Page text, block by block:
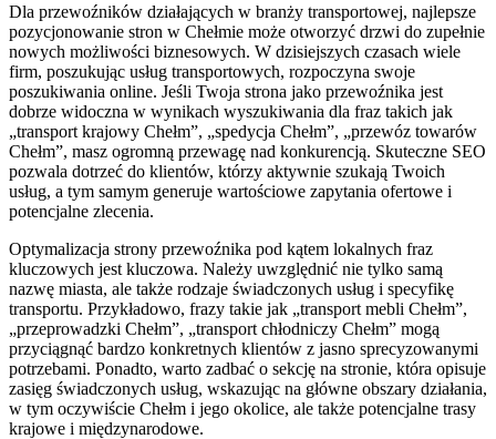
Dla przewoźników działających w branży transportowej, najlepsze
pozycjonowanie stron w Chełmie może otworzyć drzwi do zupełnie
nowych możliwości biznesowych. W dzisiejszych czasach wiele
firm, poszukując usług transportowych, rozpoczyna swoje
poszukiwania online. Jeśli Twoja strona jako przewoźnika jest
dobrze widoczna w wynikach wyszukiwania dla fraz takich jak
„transport krajowy Chełm”, „spedycja Chełm”, „przewóz towarów
Chełm”, masz ogromną przewagę nad konkurencją. Skuteczne SEO
pozwala dotrzeć do klientów, którzy aktywnie szukają Twoich
usług, a tym samym generuje wartościowe zapytania ofertowe i
potencjalne zlecenia.
Optymalizacja strony przewoźnika pod kątem lokalnych fraz
kluczowych jest kluczowa. Należy uwzględnić nie tylko samą
nazwę miasta, ale także rodzaje świadczonych usług i specyfikę
transportu. Przykładowo, frazy takie jak „transport mebli Chełm”,
„przeprowadzki Chełm”, „transport chłodniczy Chełm” mogą
przyciągnąć bardzo konkretnych klientów z jasno sprecyzowanymi
potrzebami. Ponadto, warto zadbać o sekcję na stronie, która opisuje
zasięg świadczonych usług, wskazując na główne obszary działania,
w tym oczywiście Chełm i jego okolice, ale także potencjalne trasy
krajowe i międzynarodowe.